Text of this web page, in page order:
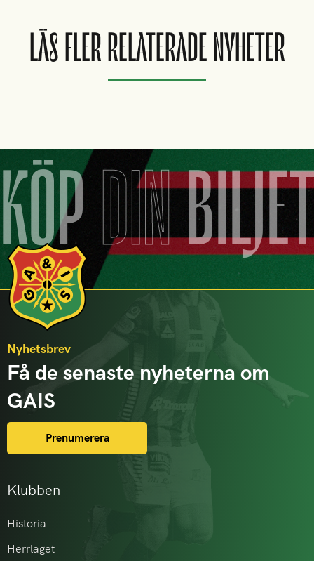
LÄS FLER RELATERADE NYHETER
KÖPDIN
Klubben
Historia
Herrlaget
Nyhetsbrev
Få de senaste nyheterna om
GAIS
Prenumerera